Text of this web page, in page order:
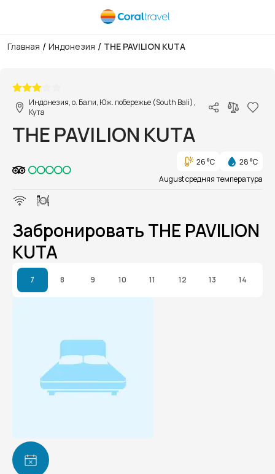
Главная / Индонезия / THE PAVILION KUTA
Индонезия, о. Бали, Юж. побережье (South Bali),
Кута
THE PAVILION KUTA
26 °C
28 °C
August средняя температура
Забронировать THE PAVILION
KUTA
7 8 9 10 11 12 13 14